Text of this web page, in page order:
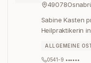
49078
Sabine Kasten
Heilpraktikerin
ALLGEMEINE
0541-9 ••••••